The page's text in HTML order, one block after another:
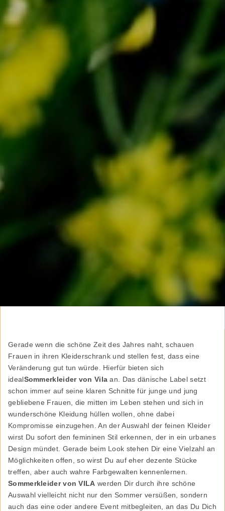
Gerade wenn die schöne Zeit des Jahres naht, schauen
Frauen in ihren Kleiderschrank und stellen fest, dass eine
Veränderung gut tun würde. Hierfür bieten sich
idealSommerkleider von Vila an. Das dänische Label setzt
schon immer auf seine klaren Schnitte für junge und jung
gebliebene Frauen, die mitten im Leben stehen und sich in
wunderschöne Kleidung hüllen wollen, ohne dabei
Kompromisse einzugehen. An der Auswahl der feinen Kleider
wirst Du sofort den femininen Stil erkennen, der in ein urbanes
Design mündet. Gerade beim Look stehen Dir eine Vielzahl an
Möglichkeiten offen, so wirst Du auf eher dezente Stücke
treffen, aber auch wahre Farbgewalten kennenlernen.
Sommerkleider von VILA werden Dir durch ihre schöne
Auswahl vielleicht nicht nur den Sommer versüßen, sondern
auch das eine oder andere Event mitbegleiten, an das Du Dich